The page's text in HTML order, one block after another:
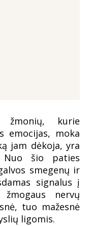
žmonių, kurie
emocijas, moka
jam dėkoja, yra
Nuo šio paties
smegenų ir
signalus į
nervų
tuo mažesnė
ligomis.